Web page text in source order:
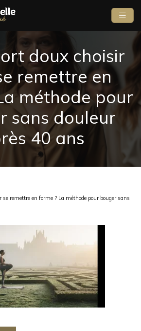
doux choisir
remettre en
méthode pour
sans douleur
40 ans
remettre en forme ? La méthode pour bouger sans